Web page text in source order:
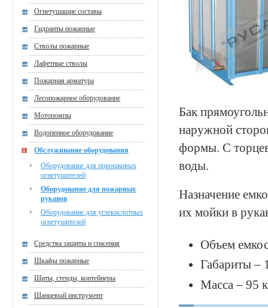
Огнетушащие составы
Гидранты пожарные
Стволы пожарные
Лафетные стволы
Пожарная арматура
Лесопожарное оборудование
Мотопомпы
Водопенное оборудование
Обслуживание оборудования
Оборудование для порошковых
огнетушителей
Оборудование для пожарных
рукавов
Оборудование для углекислотных
огнетушителей
Средства защиты и спасения
Шкафы пожарные
Щиты, стенды, контейнеры
Шанцевый инструмент
Бак
наружной
формы. С
воды.
Назначение
их мойки в
Объем
Габариты –
Масса – 95